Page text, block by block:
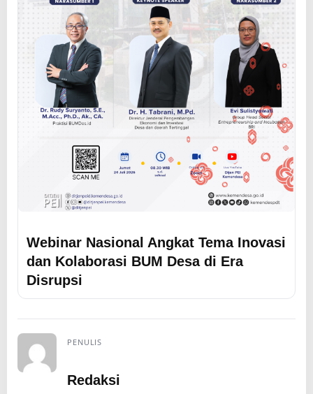
Webinar Nasional Angkat Tema Inovasi
dan Kolaborasi BUM Desa di Era
Disrupsi
PENULIS
Redaksi